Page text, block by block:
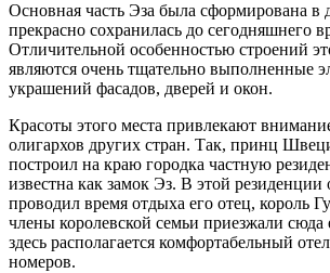
Основная часть Эза была сформирована в
прекрасно сохранилась до сегодняшнего
Отличительной особенностью строений
являются очень тщательно выполненные
украшений фасадов, дверей и окон.
Красоты этого места привлекают
олигархов других стран. Так, принц
построил на краю городка частную
известна как замок Эз. В этой резиденции
проводил время отдыха его отец, король
члены королевской семьи приезжали сюда
здесь располагается комфортабельный
номеров.